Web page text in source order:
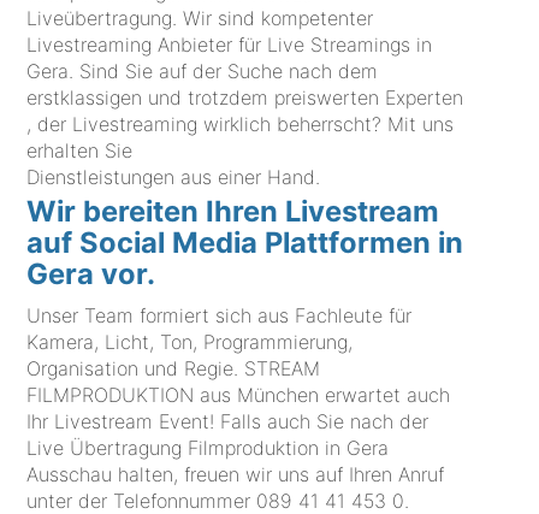
Liveübertragung. Wir sind kompetenter
Livestreaming Anbieter für Live Streamings in
Gera. Sind Sie auf der Suche nach dem
erstklassigen und trotzdem preiswerten Experten
, der Livestreaming wirklich beherrscht? Mit uns
erhalten Sie
Dienstleistungen aus einer Hand.
Wir bereiten Ihren Livestream
auf Social Media Plattformen in
Gera vor.
Unser Team formiert sich aus Fachleute für
Kamera, Licht, Ton, Programmierung,
Organisation und Regie. STREAM
FILMPRODUKTION aus München erwartet auch
Ihr Livestream Event! Falls auch Sie nach der
Live Übertragung Filmproduktion in Gera
Ausschau halten, freuen wir uns auf Ihren Anruf
unter der Telefonnummer 089 41 41 453 0